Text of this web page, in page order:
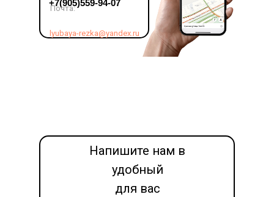
Напишите нам в
удобный
для вас
+7(905)559-94-07
Почта:
lyubaya-rezka@yandex.ru